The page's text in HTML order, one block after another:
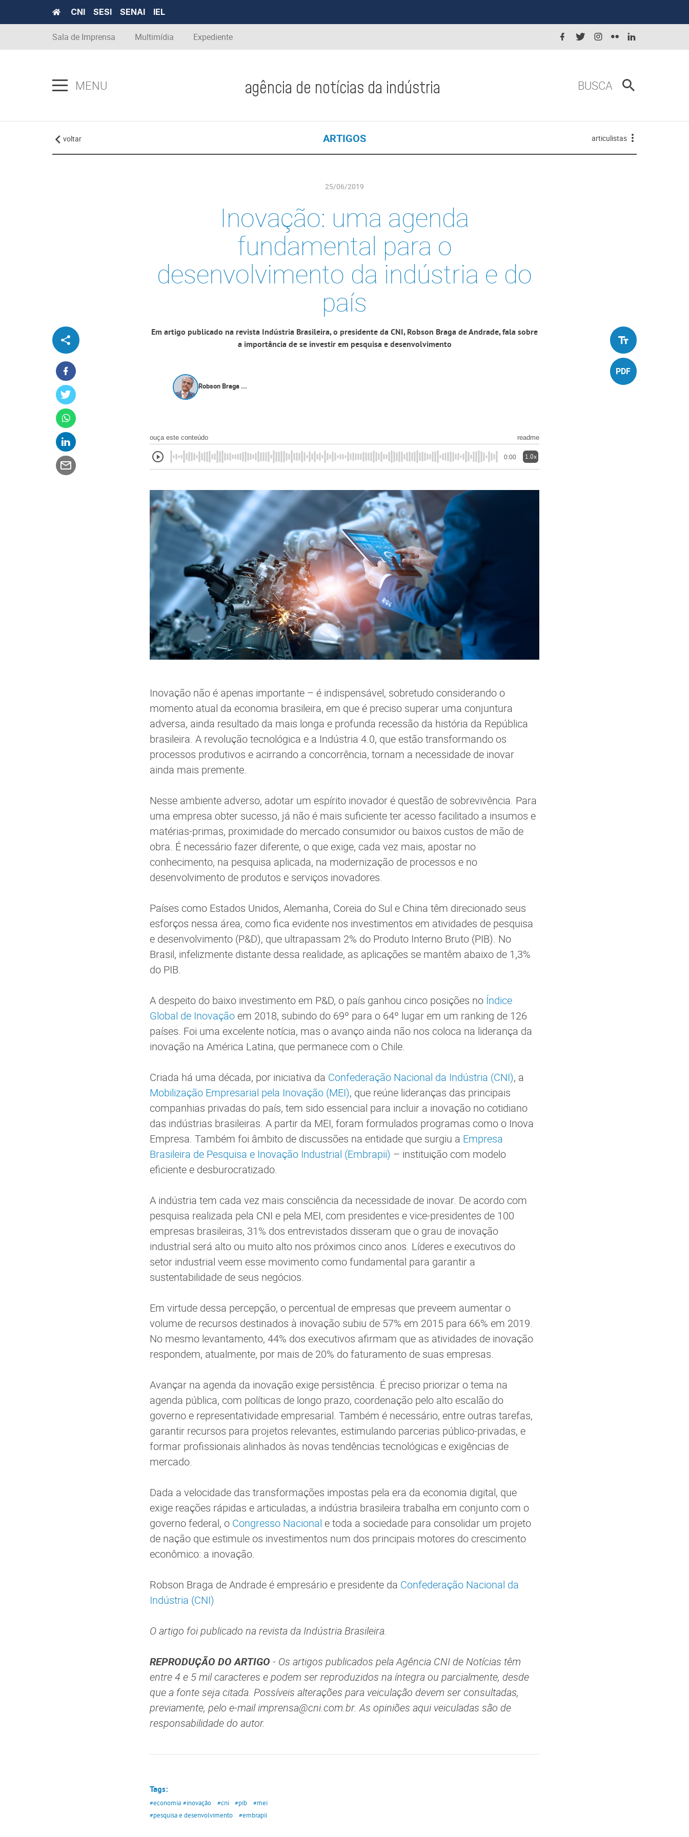
CNI SESI SENAI IEL
Sala de Imprensa Multimídia Expediente
MENU agência de notícias da indústria BUSCA
voltar ARTIGOS articulistas
25/06/2019
Inovação: uma agenda
fundamental para o
desenvolvimento da indústria e do
país
Em artigo publicado na revista Indústria Brasileira, o presidente da CNI, Robson Braga de Andrade, fala sobre
a importância de se investir em pesquisa e desenvolvimento
Robson Braga ...
ouça este conteúdo readme
0:00 1.0x
Inovação não é apenas importante – é indispensável, sobretudo considerando o
momento atual da economia brasileira, em que é preciso superar uma conjuntura
adversa, ainda resultado da mais longa e profunda recessão da história da República
brasileira. A revolução tecnológica e a Indústria 4.0, que estão transformando os
processos produtivos e acirrando a concorrência, tornam a necessidade de inovar
ainda mais premente.
Nesse ambiente adverso, adotar um espírito inovador é questão de sobrevivência. Para
uma empresa obter sucesso, já não é mais suficiente ter acesso facilitado a insumos e
matérias-primas, proximidade do mercado consumidor ou baixos custos de mão de
obra. É necessário fazer diferente, o que exige, cada vez mais, apostar no
conhecimento, na pesquisa aplicada, na modernização de processos e no
desenvolvimento de produtos e serviços inovadores.
Países como Estados Unidos, Alemanha, Coreia do Sul e China têm direcionado seus
esforços nessa área, como fica evidente nos investimentos em atividades de pesquisa
e desenvolvimento (P&D), que ultrapassam 2% do Produto Interno Bruto (PIB). No
Brasil, infelizmente distante dessa realidade, as aplicações se mantêm abaixo de 1,3%
do PIB.
A despeito do baixo investimento em P&D, o país ganhou cinco posições no Índice
Global de Inovação em 2018, subindo do 69º para o 64º lugar em um ranking de 126
países. Foi uma excelente notícia, mas o avanço ainda não nos coloca na liderança da
inovação na América Latina, que permanece com o Chile.
Criada há uma década, por iniciativa da Confederação Nacional da Indústria (CNI), a
Mobilização Empresarial pela Inovação (MEI), que reúne lideranças das principais
companhias privadas do país, tem sido essencial para incluir a inovação no cotidiano
das indústrias brasileiras. A partir da MEI, foram formulados programas como o Inova
Empresa. Também foi âmbito de discussões na entidade que surgiu a Empresa
Brasileira de Pesquisa e Inovação Industrial (Embrapii) – instituição com modelo
eficiente e desburocratizado.
A indústria tem cada vez mais consciência da necessidade de inovar. De acordo com
pesquisa realizada pela CNI e pela MEI, com presidentes e vice-presidentes de 100
empresas brasileiras, 31% dos entrevistados disseram que o grau de inovação
industrial será alto ou muito alto nos próximos cinco anos. Líderes e executivos do
setor industrial veem esse movimento como fundamental para garantir a
sustentabilidade de seus negócios.
Em virtude dessa percepção, o percentual de empresas que preveem aumentar o
volume de recursos destinados à inovação subiu de 57% em 2015 para 66% em 2019.
No mesmo levantamento, 44% dos executivos afirmam que as atividades de inovação
respondem, atualmente, por mais de 20% do faturamento de suas empresas.
Avançar na agenda da inovação exige persistência. É preciso priorizar o tema na
agenda pública, com políticas de longo prazo, coordenação pelo alto escalão do
governo e representatividade empresarial. Também é necessário, entre outras tarefas,
garantir recursos para projetos relevantes, estimulando parcerias público-privadas, e
formar profissionais alinhados às novas tendências tecnológicas e exigências de
mercado.
Dada a velocidade das transformações impostas pela era da economia digital, que
exige reações rápidas e articuladas, a indústria brasileira trabalha em conjunto com o
governo federal, o Congresso Nacional e toda a sociedade para consolidar um projeto
de nação que estimule os investimentos num dos principais motores do crescimento
econômico: a inovação.
Robson Braga de Andrade é empresário e presidente da Confederação Nacional da
Indústria (CNI)
O artigo foi publicado na revista da Indústria Brasileira.
REPRODUÇÃO DO ARTIGO - Os artigos publicados pela Agência CNI de Notícias têm
entre 4 e 5 mil caracteres e podem ser reproduzidos na íntegra ou parcialmente, desde
que a fonte seja citada. Possíveis alterações para veiculação devem ser consultadas,
previamente, pelo e-mail imprensa@cni.com.br. As opiniões aqui veiculadas são de
responsabilidade do autor.
Tags:
#economia #inovação #cni #pib
#mei
#pesquisa e desenvolvimento
#embrapii